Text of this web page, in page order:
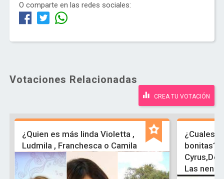
O comparte en las redes sociales:
Votaciones Relacionadas
CREA TU VOTACIÓN
¿Quien es más linda Violetta ,
Ludmila , Franchesca o Camila
¿Cuales
Las nenas